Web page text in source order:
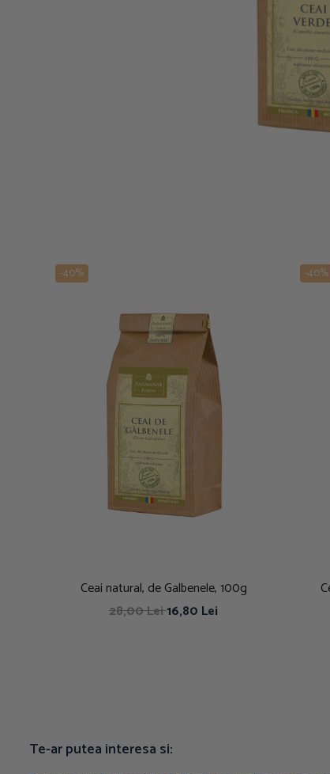
-40%
Ceai natural, de Galbenele, 100g
28,00 Lei16,80 Lei
-40%
Te-ar putea interesa si: